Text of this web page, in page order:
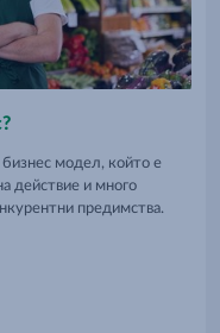
модел, който е
действие и много
предимства.